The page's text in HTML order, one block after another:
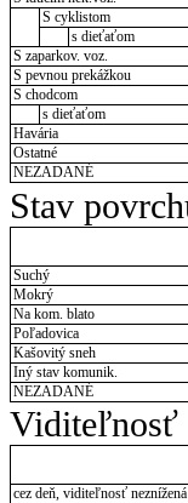
S cyklistom
s dieťaťom
S zaparkov. voz.
S pevnou prekážkou
S chodcom
s dieťaťom
Havária
Ostatné
NEZADANÉ
Stav
Suchý
Mokrý
Na kom. blato
Poľadovica
Kašovitý sneh
Iný stav komunik.
NEZADANÉ
Viditeľnosť
cez deň, viditeľnosť